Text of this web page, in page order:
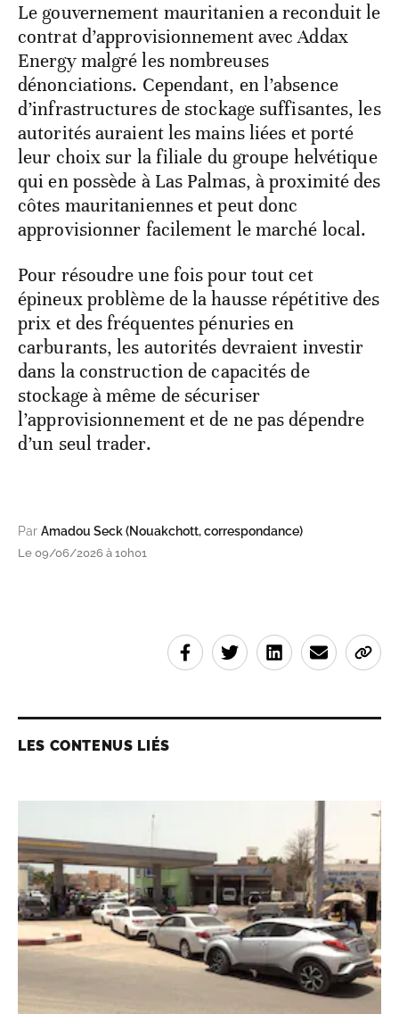
Le gouvernement mauritanien a reconduit le
contrat d’approvisionnement avec Addax
Energy malgré les nombreuses
dénonciations. Cependant, en l’absence
d’infrastructures de stockage suffisantes, les
autorités auraient les mains liées et porté
leur choix sur la filiale du groupe helvétique
qui en possède à Las Palmas, à proximité des
côtes mauritaniennes et peut donc
approvisionner facilement le marché local.
Pour résoudre une fois pour tout cet
épineux problème de la hausse répétitive des
prix et des fréquentes pénuries en
carburants, les autorités devraient investir
dans la construction de capacités de
stockage à même de sécuriser
l’approvisionnement et de ne pas dépendre
d’un seul trader.
Par Amadou Seck (Nouakchott, correspondance)
Le 09/06/2026 à 10h01
LES CONTENUS LIÉS